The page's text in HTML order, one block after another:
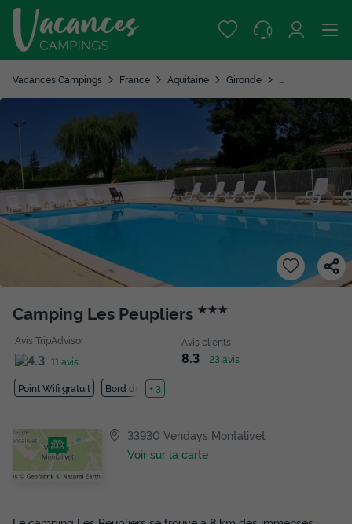
Vacances Campings France Aquitaine Gironde
Camping Les Peupliers ★★★
Avis TripAdvisor
11 avis
Avis clients
8.3 23 avis
Point Wifi gratuit Bord de mer
+ 3
33930 Vendays Montalivet
Voir sur la carte